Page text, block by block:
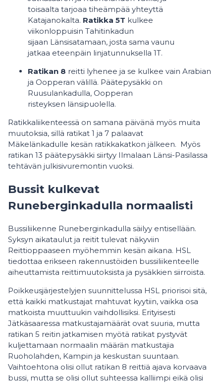
toisaalta tarjoaa tiheämpää yhteyttä
Katajanokalta. Ratikka 5T kulkee
viikonloppuisin Tahitinkadun
sijaan Länsisatamaan, josta sama vaunu
jatkaa eteenpäin linjatunnuksella 1T.
Ratikan 8 reitti lyhenee ja se kulkee vain Arabian
ja Oopperan välillä. Päätepysäkki on
Ruusulankadulla, Oopperan
risteyksen länsipuolella.
Ratikkaliikenteessä on samana päivänä myös muita
muutoksia, sillä ratikat 1 ja 7 palaavat
Mäkelänkadulle kesän ratikkakatkon jälkeen. Myös
ratikan 13 päätepysäkki siirtyy Ilmalaan Länsi-Pasilassa
tehtävän julkisivuremontin vuoksi.
Bussit kulkevat
Runeberginkadulla normaalisti
Bussiliikenne Runeberginkadulla säilyy entisellään.
Syksyn aikataulut ja reitit tulevat näkyviin
Reittioppaaseen myöhemmin kesän aikana. HSL
tiedottaa erikseen rakennustöiden bussiliikenteelle
aiheuttamista reittimuutoksista ja pysäkkien siirroista.
Poikkeusjärjestelyjen suunnittelussa HSL priorisoi sitä,
että kaikki matkustajat mahtuvat kyytiin, vaikka osa
matkoista muuttuukin vaihdollisiksi. Erityisesti
Jätkäsaaressa matkustajamäärät ovat suuria, mutta
ratikan 5 reitin jatkamisen myötä ratikat pystyvät
kuljettamaan normaalin määrän matkustajia
Ruoholahden, Kampin ja keskustan suuntaan.
Vaihtoehtona olisi ollut ratikan 8 reittiä ajava korvaava
bussi, mutta se olisi ollut suhteessa kalliimpi eikä olisi